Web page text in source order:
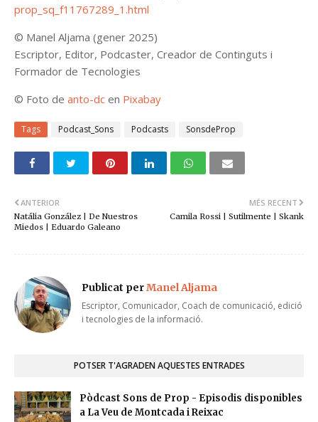
prop_sq_f11767289_1.html
© Manel Aljama (gener 2025)
Escriptor, Editor, Podcaster, Creador de Continguts i
Formador de Tecnologies
© Foto de anto-dc en Pixabay
Tags Podcast_Sons Podcasts SonsdeProp
MÉS RECENT
Camila Rossi | Sutilmente | Skank
ANTERIOR
Natália González | De Nuestros
Miedos | Eduardo Galeano
Publicat perManel Aljama
Escriptor, Comunicador, Coach de comunicació, edició
i tecnologies de la informació.
POTSER T'AGRADEN AQUESTES ENTRADES
Pòdcast Sons de Prop - Episodis disponibles
a La Veu de Montcada i Reixac